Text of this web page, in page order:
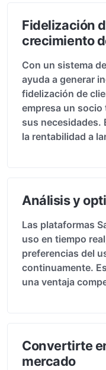
Fidelización
crecimiento
Con un sistema
ayuda a generar
fidelización de
empresa un
sus necesidades.
la rentabilidad a
Análisis y
Las plataformas
uso en tiempo
preferencias del
continuamente.
una ventaja
Convertirte
mercado